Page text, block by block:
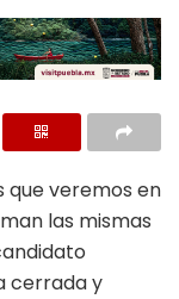
que veremos en
las mismas
cerrada y